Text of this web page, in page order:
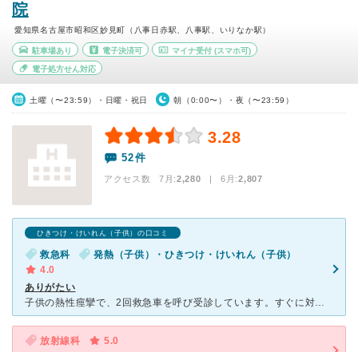
院
愛知県名古屋市昭和区妙見町（八事日赤駅、八事駅、いりなか駅）
駐車場あり 電子決済可 マイナ受付 (スマホ可)
電子処方せん対応
土曜（〜23:59）・日曜・祝日 朝（0:00〜）・夜（〜23:59）
3.28
52件
アクセス数 7月:2,280 | 6月:2,807
ひきつけ・けいれん（子供）の口コミ
救急科
発熱（子供）・ひきつけ・けいれん（子供）
4.0
ありがたい
子供の熱性痙攣で、2回救急車を呼び受診しています。すぐに対応してくださり、感謝しかありません。 2回目の熱性痙攣時は左右非対称の痙攣だったため、救急要請。その後片方の手に一時的に麻痺がおきましたが、
放射線科
5.0